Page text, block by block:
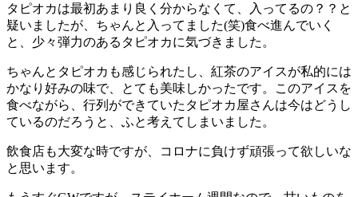
タピオカは最初あまり良く分からなくて、入ってるの？？と
疑いましたが、ちゃんと入ってました(笑)食べ進んでいく
と、少々弾力のあるタピオカに気づきました。
ちゃんとタピオカも感じられたし、紅茶のアイスが私的には
かなり好みの味で、とても美味しかったです。このアイスを
食べながら、行列ができていたタピオカ屋さんは今はどうし
ているのだろうと、ふと考えてしまいました。
飲食店も大変な時ですが、コロナに負けず頑張って欲しいな
と思います。